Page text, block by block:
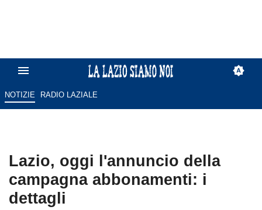
NOTIZIE RADIO LAZIALE
Lazio, oggi l'annuncio della
campagna abbonamenti: i
dettagli